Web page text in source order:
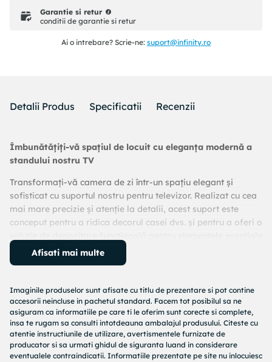
Garantie si retur
conditii de garantie si retur
Ai o intrebare? Scrie-ne: suport@infinity.ro
Detalii Produs Specificatii Recenzii
Îmbunătățiți-vă spațiul de locuit cu eleganța modernă a
standului nostru TV
Transformați-vă camera de zi într-un spațiu elegant și
sofisticat cu suportul nostru pentru televizor. Realizat cu cea
mai mare precizie și atenție la detalii, acest suport este
conceput pentru a ridica decorul casei dvs. și pentru a oferi o
de divertisment.
Fabricat din plăci aglomerate acoperite 100% cu melamină,
suportul nostru pentru televizor este construit pentru a
rezista la testul timpului. Grosimea de 18 mm asigură
robustețe și stabilitate, permițându-vă să vă expuneți cu
încredere televizorul și alte dispozitive media fără griji.
Afisati mai multe
Imaginile produselor sunt afisate cu titlu de prezentare si pot contine
accesorii neincluse in pachetul standard. Facem tot posibilul sa ne
asiguram ca informatiile pe care ti le oferim sunt corecte si complete,
insa te rugam sa consulti intotdeauna ambalajul produsului. Citeste cu
atentie instructiunile de utilizare, avertismentele furnizate de
producator si sa urmati ghidul de siguranta luand in considerare
eventualele contraindicatii. Informatiile prezentate pe site nu inlocuiesc